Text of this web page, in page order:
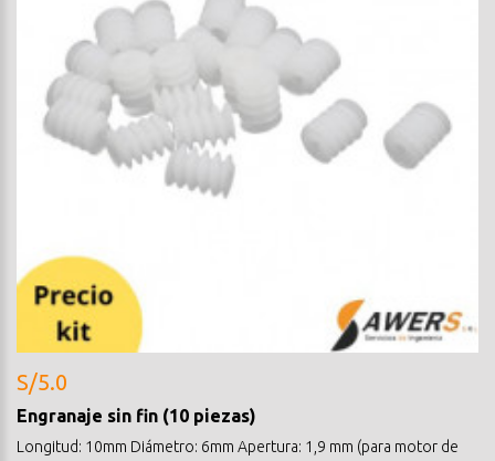
S/5.0
Engranaje sin fin (10 piezas)
Longitud: 10mm Diámetro: 6mm Apertura: 1,9 mm (para motor de